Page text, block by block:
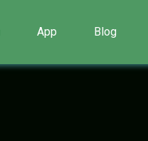
App Blog